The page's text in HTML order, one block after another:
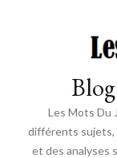
Les Mots Du
différents sujets,
et des analyses